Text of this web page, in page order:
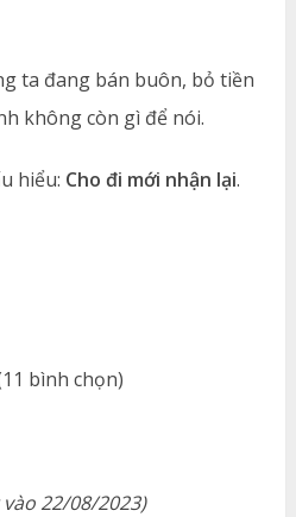
ta đang bán buôn, bỏ tiền
không còn gì để nói.
hiểu: Cho đi mới nhận lại.
bình chọn)
22/08/2023)